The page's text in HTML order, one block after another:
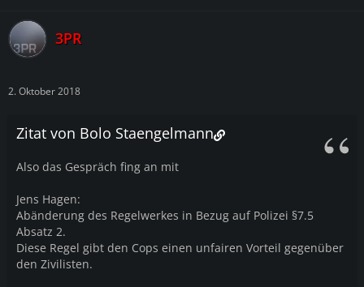
3PR
2. Oktober 2018
Zitat von Bolo Staengelmann
Also das Gespräch fing an mit
Jens Hagen:
Abänderung des Regelwerkes in Bezug auf Polizei §7.5
Absatz 2.
Diese Regel gibt den Cops einen unfairen Vorteil gegenüber
den Zivilisten.